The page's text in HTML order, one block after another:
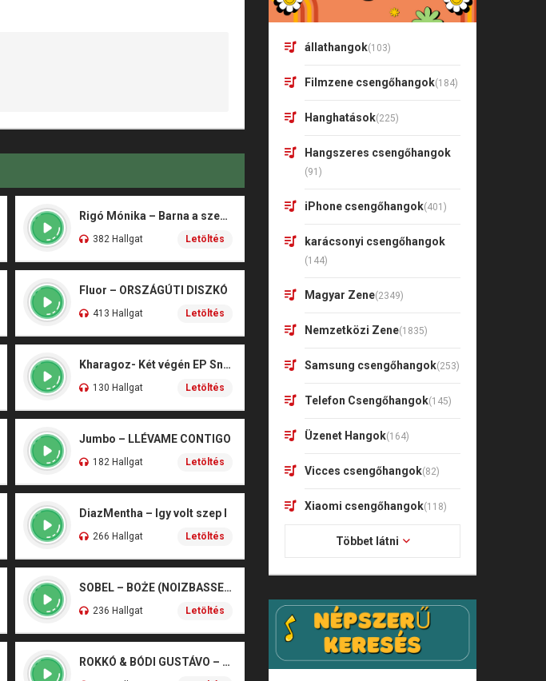
Rigó Mónika – Barna a szeme
382 Hallgat Letöltés
Fluor – ORSZÁGÚTI DISZKÓ
413 Hallgat Letöltés
Kharagoz- Két végén EP Snitt
130 Hallgat Letöltés
Jumbo – LLÉVAME CONTIGO
182 Hallgat Letöltés
DiazMentha – Igy volt szep I
266 Hallgat Letöltés
SOBEL – BOŻE (NOIZBASSES REMIX)
236 Hallgat Letöltés
ROKKÓ & BÓDI GUSTÁVO – NYOMJAD”NYOMJAD
állathangok(103)
Filmzene csengőhangok(184)
Hanghatások(225)
Hangszeres csengőhangok
(91)
iPhone csengőhangok(401)
karácsonyi csengőhangok
(144)
Magyar Zene(2349)
Nemzetközi Zene(1835)
Samsung csengőhangok(253)
Telefon Csengőhangok(145)
Üzenet Hangok(164)
Vicces csengőhangok(82)
Xiaomi csengőhangok(118)
Többet látni